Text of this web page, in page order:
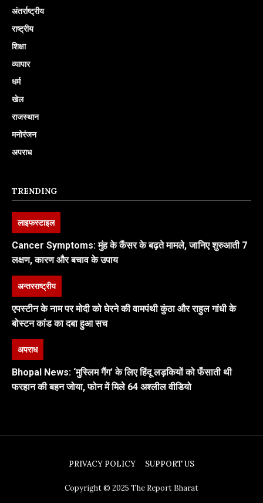
अंतर्राष्ट्रीय
राष्ट्रीय
शिक्षा
व्यापार
धर्म
खेल
राजस्थान
मनोरंजन
अपराध
TRENDING
लाइफस्टाइल
Cancer Symptoms: मुंह के कैंसर के बढ़ते मामले, जानिए शुरुआती 7
लक्षण, कारण और बचाव के उपाय
अन्तरराष्ट्रीय
एपस्टीन के नाम पर मोदी को घेरने की वामपंथी कुंठा और राहुल गांधी के
बोस्टन कांड का दबा हुआ सच
अपराध
Bhopal News: ‘मुस्लिम गैंग’ के लिए हिंदू लड़कियों को फँसाती थी
फरहान की बहन जोया, फोन में मिले 64 अश्लील वीडियो
PRIVACY POLICY SUPPORT US
Copyright © 2025 The Report Bharat